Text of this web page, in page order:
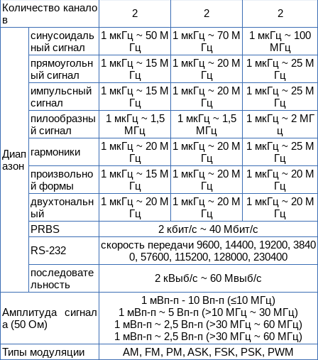
Количество канало
в
2 2 2
Диап
азон
синусоидаль
ный сигнал
1 мкГц ~ 50 М
Гц
1 мкГц ~ 70 М
Гц
1 мкГц ~ 100
МГц
прямоугольн
ый сигнал
1 мкГц ~ 15 М
Гц
1 мкГц ~ 20 М
Гц
1 мкГц ~ 25 М
Гц
импульсный
сигнал
1 мкГц ~ 15 М
Гц
1 мкГц ~ 20 М
Гц
1 мкГц ~ 25 М
Гц
пилообразны
й сигнал
1 мкГц ~ 1,5
МГц
1 мкГц ~ 1,5
МГц
1 мкГц ~ 2 МГ
ц
гармоники
1 мкГц ~ 20 М
Гц
1 мкГц ~ 20 М
Гц
1 мкГц ~ 25 М
Гц
произвольно
й формы
1 мкГц ~ 15 М
Гц
1 мкГц ~ 20 М
Гц
1 мкГц ~ 20 М
Гц
двухтональн
ый
1 мкГц ~ 20 М
Гц
1 мкГц ~ 20 М
Гц
1 мкГц ~ 20 М
Гц
PRBS
2 кбит/с ~ 40 Мбит/с
RS-232
скорость передачи 9600, 14400, 19200, 3840
0, 57600, 115200, 128000, 230400
последовате
льность
2 кВыб/с ~ 60 Мвыб/с
Амплитуда сигнал
а (50 Ом)
1 мВп-п - 10 Вп-п (≤10 МГц)
1 мВп-п ~ 5 Вп-п (>10 МГц ~ 30 МГц)
1 мВп-п ~ 2,5 Вп-п (>30 МГц ~ 60 МГц)
1 мВп-п ~ 2,5 Вп-п (>30 МГц ~ 60 МГц)
Типы модуляции
AM, FM, PM, ASK, FSK, PSK, PWM